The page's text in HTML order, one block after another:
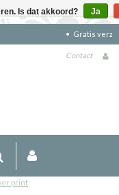
Contact
print
Is dat akkoord? Ja